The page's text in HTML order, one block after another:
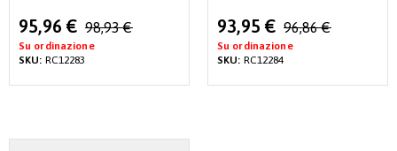
Special
Price
95,96 € 98,93 €
Su ordinazione
SKU: RC12283
Special
Price
93,95 € 96,86 €
Su ordinazione
SKU: RC12284